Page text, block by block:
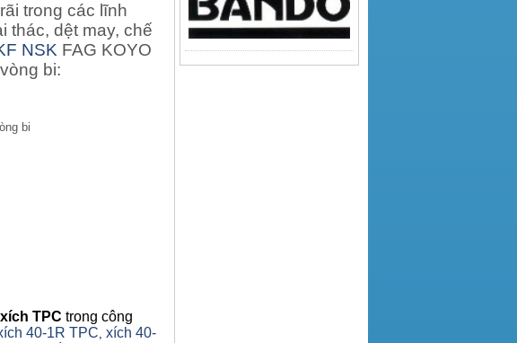
trong các lĩnh
thác, dệt may, chế
NSK FAG KOYO
bi:
bi
xích TPC trong công
40-1R TPC, xích 40-